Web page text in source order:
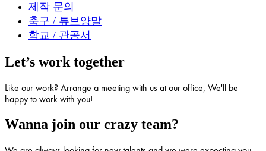
제작 문의
축구 / 튜브양말
학교 / 관공서
Let’s work together
Like our work? Arrange a meeting with us at our office, We'll be
happy to work with you!
Wanna join our crazy team?